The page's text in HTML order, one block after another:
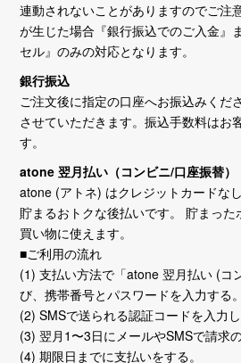
連動されないことがありますのでご注
が生じた場合『銀行振込でのご入金』
セル』のみの対応となります。
銀行振込
ご注文後に指定の口座へお振込みくだ
させていただきます。振込手数料はお
す。
atone 翌月払い（コンビニ/口座振替）
atone (アトネ) はクレジットカードな
貯まるおトクな後払いです。 貯まっ
買い物に使えます。
■ご利用の流れ
(1) 支払い方法で「atone 翌月払い (コ
び、携帯番号とパスワードを入力する。
(2) SMSで送られる認証コードを入力
(3) 翌月1〜3日にメールやSMSで請求
(4) 期限日までに支払いをする。